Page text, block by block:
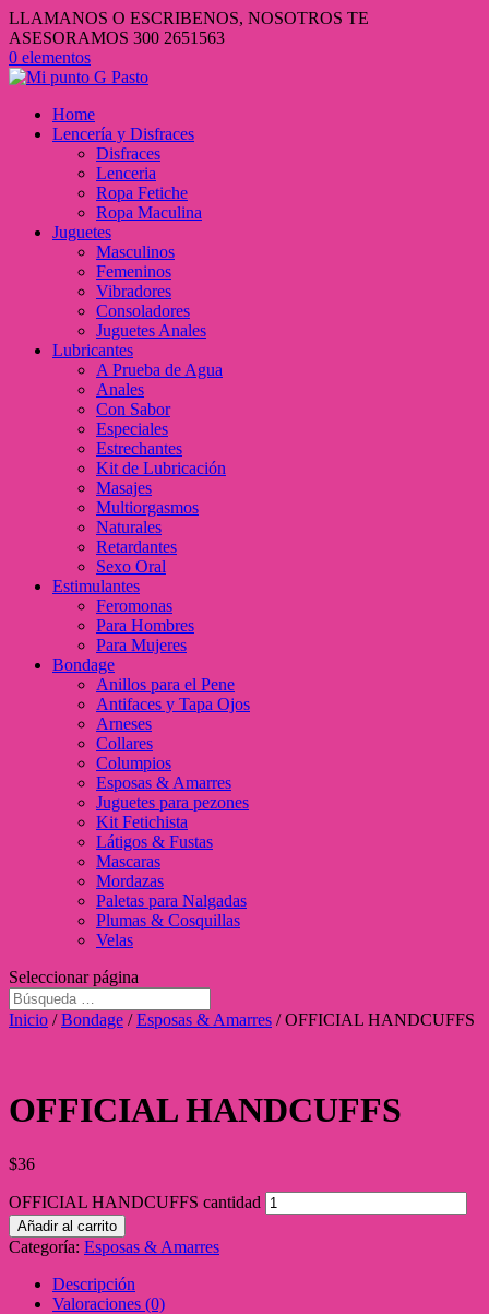
LLAMANOS O ESCRIBENOS, NOSOTROS TE
ASESORAMOS 300 2651563
0 elementos
Home
Lencería y Disfraces
Disfraces
Lenceria
Ropa Fetiche
Ropa Maculina
Juguetes
Masculinos
Femeninos
Vibradores
Consoladores
Juguetes Anales
Lubricantes
A Prueba de Agua
Anales
Con Sabor
Especiales
Estrechantes
Kit de Lubricación
Masajes
Multiorgasmos
Naturales
Retardantes
Sexo Oral
Estimulantes
Feromonas
Para Hombres
Para Mujeres
Bondage
Anillos para el Pene
Antifaces y Tapa Ojos
Arneses
Collares
Columpios
Esposas & Amarres
Juguetes para pezones
Kit Fetichista
Látigos & Fustas
Mascaras
Mordazas
Paletas para Nalgadas
Plumas & Cosquillas
Velas
Seleccionar página
Inicio /Bondage /Esposas & Amarres / OFFICIAL HANDCUFFS
OFFICIAL HANDCUFFS
$36
OFFICIAL HANDCUFFS cantidad
Añadir al carrito
Categoría: Esposas & Amarres
Descripción
Valoraciones (0)